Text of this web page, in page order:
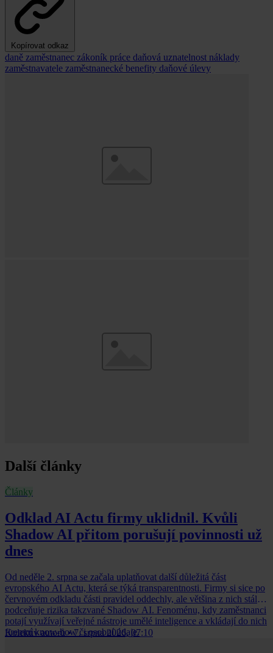
Kopírovat odkaz
daně zaměstnanec zákoník práce daňová uznatelnost náklady
zaměstnavatele zaměstnanecké benefity daňové úlevy
Další články
Články
Odklad AI Actu firmy uklidnil. Kvůli
Shadow AI přitom porušují povinnosti už
dnes
Od neděle 2. srpna se začala uplatňovat další důležitá část
evropského AI Actu, která se týká transparentnosti. Firmy si sice po
červnovém odkladu části pravidel oddechly, ale většina z nich stále
podceňuje rizika takzvané Shadow AI. Fenoménu, kdy zaměstnanci
potají využívají veřejné nástroje umělé inteligence a vkládají do nich
firemní know-how či osobní údaje.
Kolektiv autorů • 7. srpna 2026, 07:10